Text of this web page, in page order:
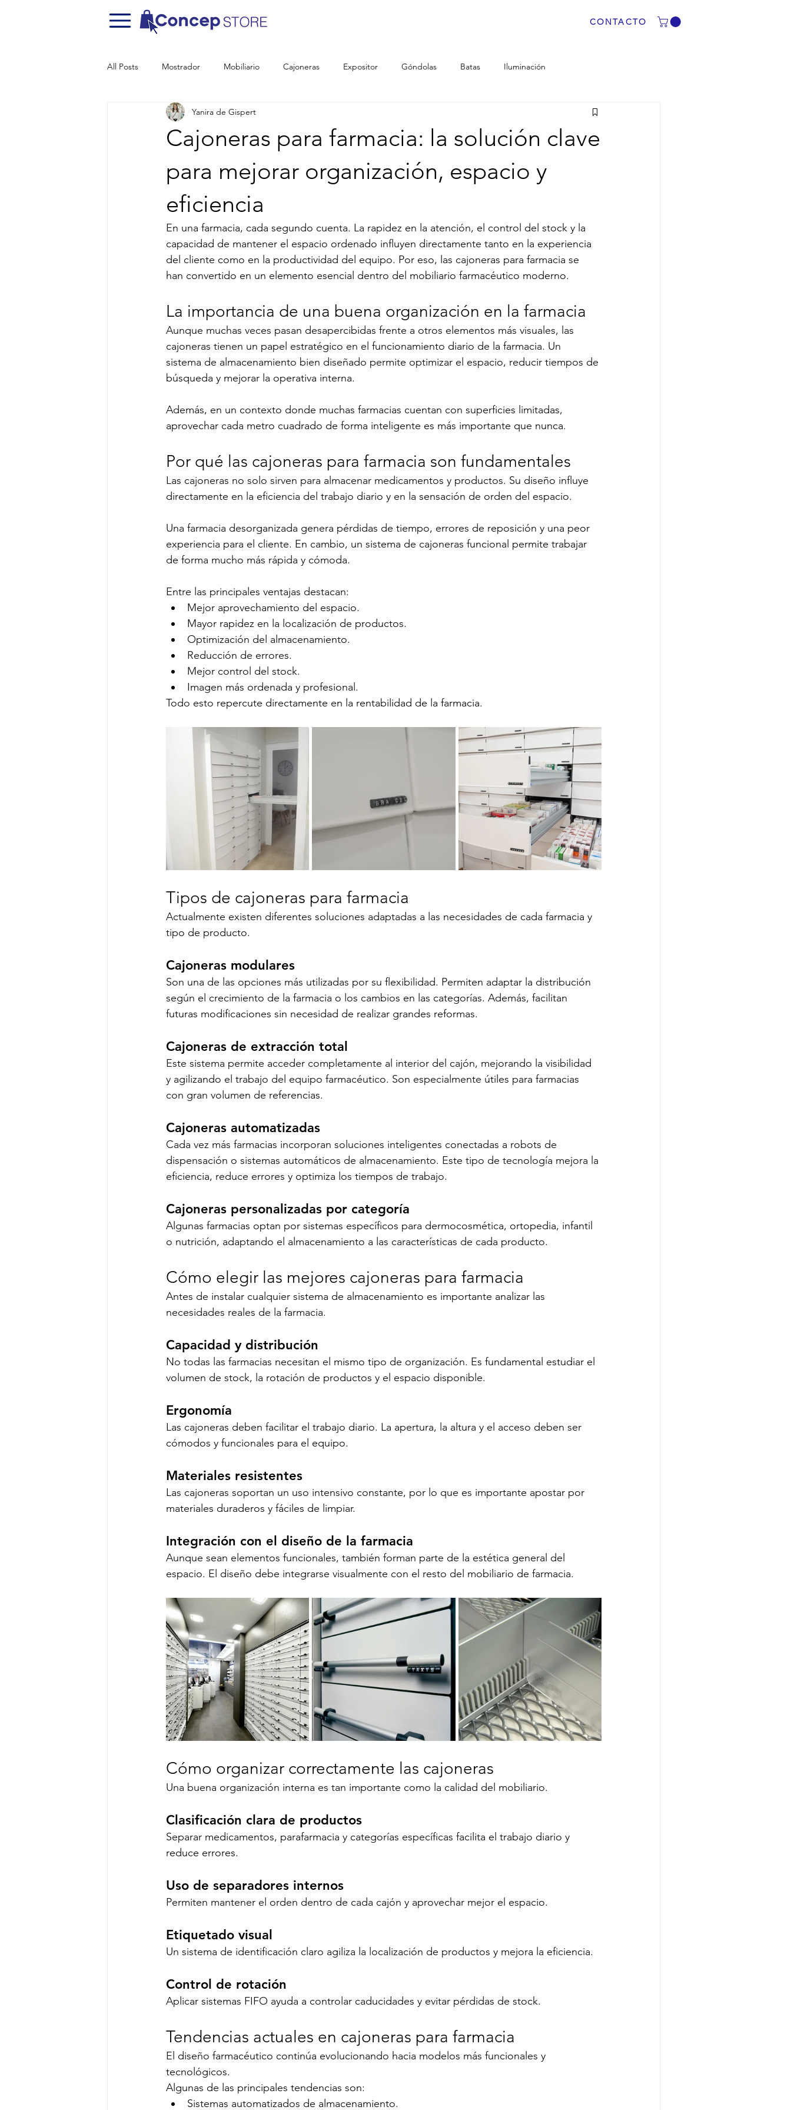
CONTACTO
All Posts Mostrador Mobiliario Cajoneras Expositor Góndolas Batas Iluminación
Cajoneras para farmacia: la solución clave
para mejorar organización, espacio y
eficiencia
Yanira de Gispert
En una farmacia, cada segundo cuenta. La rapidez en la atención, el control del stock y la
capacidad de mantener el espacio ordenado influyen directamente tanto en la experiencia
del cliente como en la productividad del equipo. Por eso, las cajoneras para farmacia se
han convertido en un elemento esencial dentro del mobiliario farmacéutico moderno.
La importancia de una buena organización en la farmacia
Aunque muchas veces pasan desapercibidas frente a otros elementos más visuales, las
cajoneras tienen un papel estratégico en el funcionamiento diario de la farmacia. Un
sistema de almacenamiento bien diseñado permite optimizar el espacio, reducir tiempos de
búsqueda y mejorar la operativa interna.
Además, en un contexto donde muchas farmacias cuentan con superficies limitadas,
aprovechar cada metro cuadrado de forma inteligente es más importante que nunca.
Por qué las cajoneras para farmacia son fundamentales
Las cajoneras no solo sirven para almacenar medicamentos y productos. Su diseño influye
directamente en la eficiencia del trabajo diario y en la sensación de orden del espacio.
Una farmacia desorganizada genera pérdidas de tiempo, errores de reposición y una peor
experiencia para el cliente. En cambio, un sistema de cajoneras funcional permite trabajar
de forma mucho más rápida y cómoda.
Entre las principales ventajas destacan:
Mejor aprovechamiento del espacio.
Mayor rapidez en la localización de productos.
Optimización del almacenamiento.
Reducción de errores.
Mejor control del stock.
Imagen más ordenada y profesional.
Todo esto repercute directamente en la rentabilidad de la farmacia.
Tipos de cajoneras para farmacia
Actualmente existen diferentes soluciones adaptadas a las necesidades de cada farmacia y
tipo de producto.
Cajoneras modulares
Son una de las opciones más utilizadas por su flexibilidad. Permiten adaptar la distribución
según el crecimiento de la farmacia o los cambios en las categorías. Además, facilitan
futuras modificaciones sin necesidad de realizar grandes reformas.
Cajoneras de extracción total
Este sistema permite acceder completamente al interior del cajón, mejorando la visibilidad
y agilizando el trabajo del equipo farmacéutico. Son especialmente útiles para farmacias
con gran volumen de referencias.
Cajoneras automatizadas
Cada vez más farmacias incorporan soluciones inteligentes conectadas a robots de
dispensación o sistemas automáticos de almacenamiento. Este tipo de tecnología mejora la
eficiencia, reduce errores y optimiza los tiempos de trabajo.
Cajoneras personalizadas por categoría
Algunas farmacias optan por sistemas específicos para dermocosmética, ortopedia, infantil
o nutrición, adaptando el almacenamiento a las características de cada producto.
Cómo elegir las mejores cajoneras para farmacia
Antes de instalar cualquier sistema de almacenamiento es importante analizar las
necesidades reales de la farmacia.
Capacidad y distribución
No todas las farmacias necesitan el mismo tipo de organización. Es fundamental estudiar el
volumen de stock, la rotación de productos y el espacio disponible.
Ergonomía
Las cajoneras deben facilitar el trabajo diario. La apertura, la altura y el acceso deben ser
cómodos y funcionales para el equipo.
Materiales resistentes
Las cajoneras soportan un uso intensivo constante, por lo que es importante apostar por
materiales duraderos y fáciles de limpiar.
Integración con el diseño de la farmacia
Aunque sean elementos funcionales, también forman parte de la estética general del
espacio. El diseño debe integrarse visualmente con el resto del mobiliario de farmacia.
Cómo organizar correctamente las cajoneras
Una buena organización interna es tan importante como la calidad del mobiliario.
Clasificación clara de productos
Separar medicamentos, parafarmacia y categorías específicas facilita el trabajo diario y
reduce errores.
Uso de separadores internos
Permiten mantener el orden dentro de cada cajón y aprovechar mejor el espacio.
Etiquetado visual
Un sistema de identificación claro agiliza la localización de productos y mejora la eficiencia.
Control de rotación
Aplicar sistemas FIFO ayuda a controlar caducidades y evitar pérdidas de stock.
Tendencias actuales en cajoneras para farmacia
El diseño farmacéutico continúa evolucionando hacia modelos más funcionales y
tecnológicos.
Algunas de las principales tendencias son:
Sistemas automatizados de almacenamiento.